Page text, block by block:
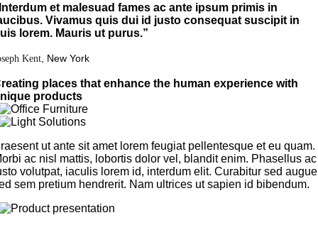
et malesuad fames ac ante ipsum primis in
Vivamus quis dui id justo consequat suscipit in
lorem. Mauris ut purus.”
Kent , New York
places that enhance the human experience with
products
ut ante sit amet lorem feugiat pellentesque et eu quam.
ac nisl mattis, lobortis dolor vel, blandit enim. Phasellus ac
volutpat, iaculis lorem id, interdum elit. Curabitur sed augue
sem pretium hendrerit. Nam ultrices ut sapien id bibendum.